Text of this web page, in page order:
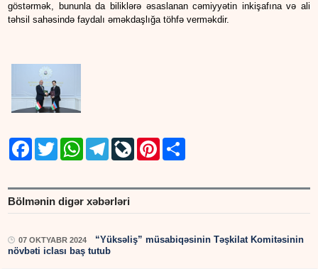
göstərmək, bununla da biliklərə əsaslanan cəmiyyətin inkişafına və ali
təhsil sahəsində faydalı əməkdaşlığa töhfə verməkdir.
FacebookTwitter WhatsAppTelegramLiveJournal
Pinterest
Bölmənin digər xəbərləri
07 OKTYABR 2024
“Yüksəliş” müsabiqəsinin Təşkilat Komitəsinin
növbəti iclası baş tutub